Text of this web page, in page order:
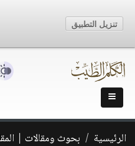
الرئيسية بحوث ومقالات |
تنزيل التطبيق